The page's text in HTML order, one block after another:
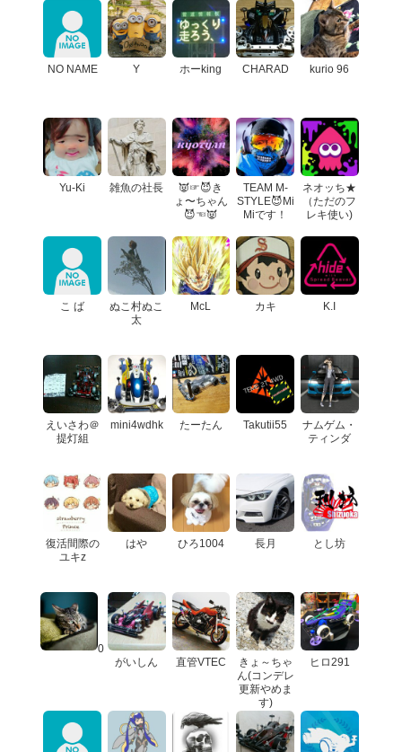
NO NAME Y ホーking CHARAD kurio 96
Yu-Ki 雑魚の社長
👿☞😈き
ょ〜ちゃん
😈☜👿
TEAM M-
STYLE😈Mi
Miです！
ネオッち★
（ただのフ
レキ使い)
こ ば
ぬこ村ぬこ
太
McL カキ K.I
えいさわ＠
提灯組
mini4wdhk たーたん Takutii55
ナムゲム・
ティンダ
復活間際の
ユキz
はや ひろ1004 長月 とし坊
0
がいしん
直管VTEC
きょ～ちゃ
ん(コンデレ
更新やめま
す)
ヒロ291